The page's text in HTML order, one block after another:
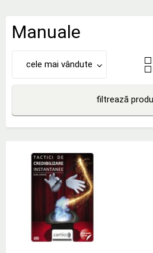
Manuale
cele mai vândute
filtrează